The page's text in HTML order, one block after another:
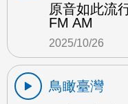
原音如此流
FM AM
2025/10/26
鳥瞰臺灣